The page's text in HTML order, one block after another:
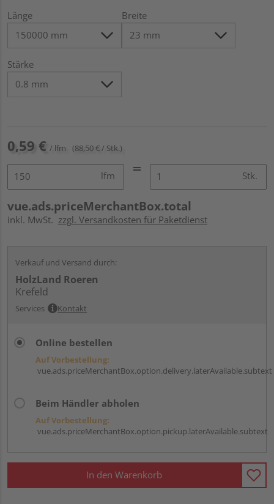
Länge Breite
Stärke
0,59 € / lfm (88,50 € / Stk.)
lfm Stk.
vue.ads.priceMerchantBox.total
inkl. MwSt. zzgl. Versandkosten für Paketdienst
Verkauf und Versand durch:
HolzLand Roeren
Krefeld
Services Kontakt
Online bestellen
Auf Vorbestellung:
vue.ads.priceMerchantBox.option.delivery.laterAvailable.subtext
Beim Händler abholen
Auf Vorbestellung:
vue.ads.priceMerchantBox.option.pickup.laterAvailable.subtext
In den Warenkorb